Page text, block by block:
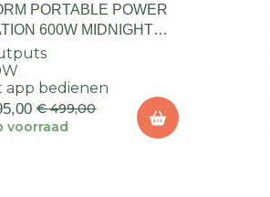
PORTABLE POWER
600W MIDNIGHT
app bedienen
€ 499,00
voorraad